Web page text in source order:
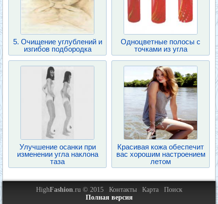
5. Очищение углублений и
изгибов подбородка
Одноцветные полосы с
точками из угла
Улучшение осанки при
изменении угла наклона
таза
Красивая кожа обеспечит
вас хорошим настроением
летом
HighFashion.ru © 2015 Контакты Карта
Поиск
Полная версия